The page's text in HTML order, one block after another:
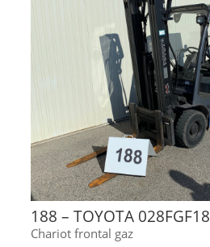
188 – TOYOTA 028FGF18
Chariot frontal gaz